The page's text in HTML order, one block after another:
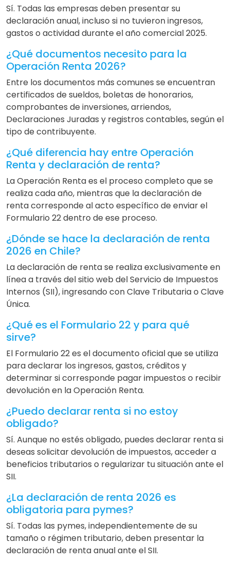
Sí. Todas las empresas deben presentar su
declaración anual, incluso si no tuvieron ingresos,
gastos o actividad durante el año comercial 2025.
¿Qué documentos necesito para la
Operación Renta 2026?
Entre los documentos más comunes se encuentran
certificados de sueldos, boletas de honorarios,
comprobantes de inversiones, arriendos,
Declaraciones Juradas y registros contables, según el
tipo de contribuyente.
¿Qué diferencia hay entre Operación
Renta y declaración de renta?
La Operación Renta es el proceso completo que se
realiza cada año, mientras que la declaración de
renta corresponde al acto específico de enviar el
Formulario 22 dentro de ese proceso.
¿Dónde se hace la declaración de renta
2026 en Chile?
La declaración de renta se realiza exclusivamente en
línea a través del sitio web del Servicio de Impuestos
Internos (SII), ingresando con Clave Tributaria o Clave
Única.
¿Qué es el Formulario 22 y para qué
sirve?
El Formulario 22 es el documento oficial que se utiliza
para declarar los ingresos, gastos, créditos y
determinar si corresponde pagar impuestos o recibir
devolución en la Operación Renta.
¿Puedo declarar renta si no estoy
obligado?
Sí. Aunque no estés obligado, puedes declarar renta si
deseas solicitar devolución de impuestos, acceder a
beneficios tributarios o regularizar tu situación ante el
SII.
¿La declaración de renta 2026 es
obligatoria para pymes?
Sí. Todas las pymes, independientemente de su
tamaño o régimen tributario, deben presentar la
declaración de renta anual ante el SII.